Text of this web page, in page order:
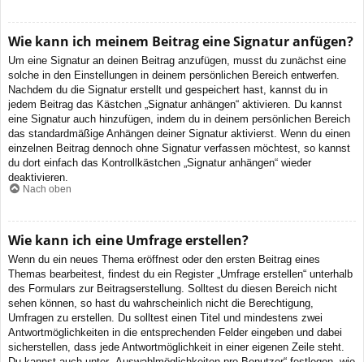
Wie kann ich meinem Beitrag eine Signatur anfügen?
Um eine Signatur an deinen Beitrag anzufügen, musst du zunächst eine
solche in den Einstellungen in deinem persönlichen Bereich entwerfen.
Nachdem du die Signatur erstellt und gespeichert hast, kannst du in
jedem Beitrag das Kästchen „Signatur anhängen“ aktivieren. Du kannst
eine Signatur auch hinzufügen, indem du in deinem persönlichen Bereich
das standardmäßige Anhängen deiner Signatur aktivierst. Wenn du einen
einzelnen Beitrag dennoch ohne Signatur verfassen möchtest, so kannst
du dort einfach das Kontrollkästchen „Signatur anhängen“ wieder
deaktivieren.
Nach oben
Wie kann ich eine Umfrage erstellen?
Wenn du ein neues Thema eröffnest oder den ersten Beitrag eines
Themas bearbeitest, findest du ein Register „Umfrage erstellen“ unterhalb
des Formulars zur Beitragserstellung. Solltest du diesen Bereich nicht
sehen können, so hast du wahrscheinlich nicht die Berechtigung,
Umfragen zu erstellen. Du solltest einen Titel und mindestens zwei
Antwortmöglichkeiten in die entsprechenden Felder eingeben und dabei
sicherstellen, dass jede Antwortmöglichkeit in einer eigenen Zeile steht.